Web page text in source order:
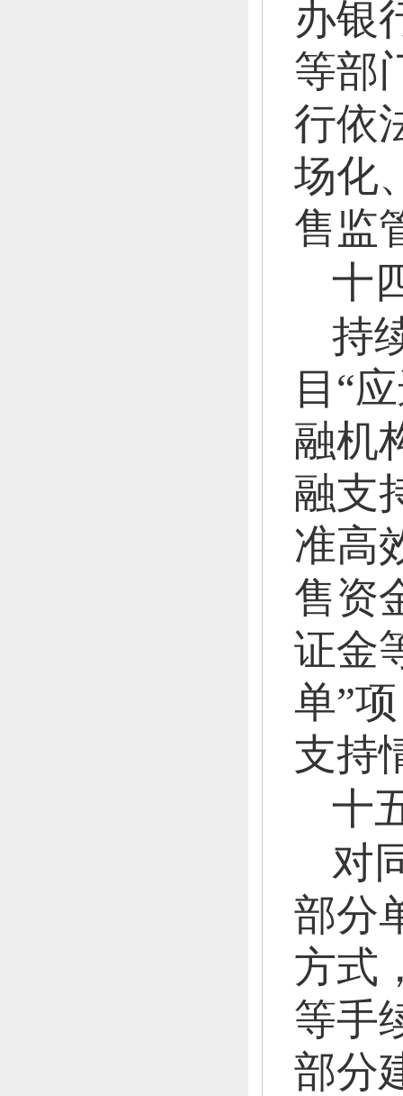
办银
等部
行依
场化
售监
十
持
目“
融机
融支
准高
售资
证金
单”
支持
十
对
部分
方式
等手
部分